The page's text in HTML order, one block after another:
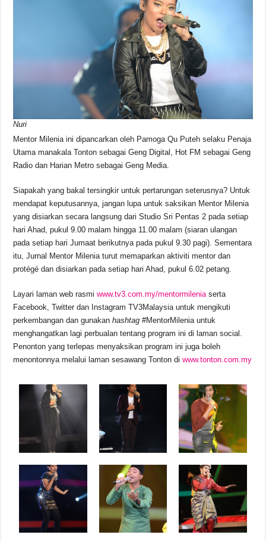
Nuri
Mentor Milenia ini dipancarkan oleh Pamoga Qu Puteh selaku Penaja
Utama manakala Tonton sebagai Geng Digital, Hot FM sebagai Geng
Radio dan Harian Metro sebagai Geng Media.
Siapakah yang bakal tersingkir untuk pertarungan seterusnya? Untuk
mendapat keputusannya, jangan lupa untuk saksikan Mentor Milenia
yang disiarkan secara langsung dari Studio Sri Pentas 2 pada setiap
hari Ahad, pukul 9.00 malam hingga 11.00 malam (siaran ulangan
pada setiap hari Jumaat berikutnya pada pukul 9.30 pagi). Sementara
itu, Jurnal Mentor Milenia turut memaparkan aktiviti mentor dan
protégé dan disiarkan pada setiap hari Ahad, pukul 6.02 petang.
Layari laman web rasmiwww.tv3.com.my/mentormileniaserta
Facebook, Twitter dan Instagram TV3Malaysia untuk mengikuti
perkembangan dan gunakanhashtag #MentorMilenia untuk
menghangatkan lagi perbualan tentang program ini di laman social.
Penonton yang terlepas menyaksikan program ini juga boleh
menontonnya melalui laman sesawang Tonton diwww.tonton.com.my